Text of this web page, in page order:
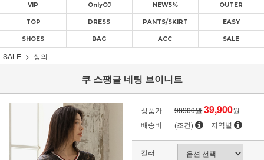
VIP OnlyOJ NEW5% OUTER
TOP DRESS PANTS/SKIRT EASY
SHOES BAG ACC SALE
SALE 상의
쿠 스팽글 네팅 브이니트
상품가 98900원39,900원
배송비
(조건) 지역별
컬러